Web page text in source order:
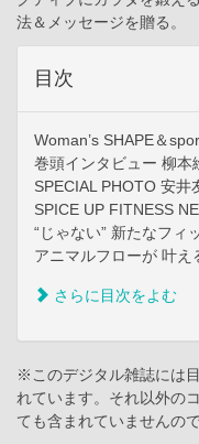
法＆メッセージを贈る。
目次
Woman’s SHAPE＆
巻頭インタビュー 柳本
SPECIAL PHOTO 安井
SPICE UP FITNESS
“じゃない” 新たなフィ
アニマルフローが 叶
さらに目次をよむ
※このデジタル雑誌には
れています。それ以外の
ても含まれていませんの